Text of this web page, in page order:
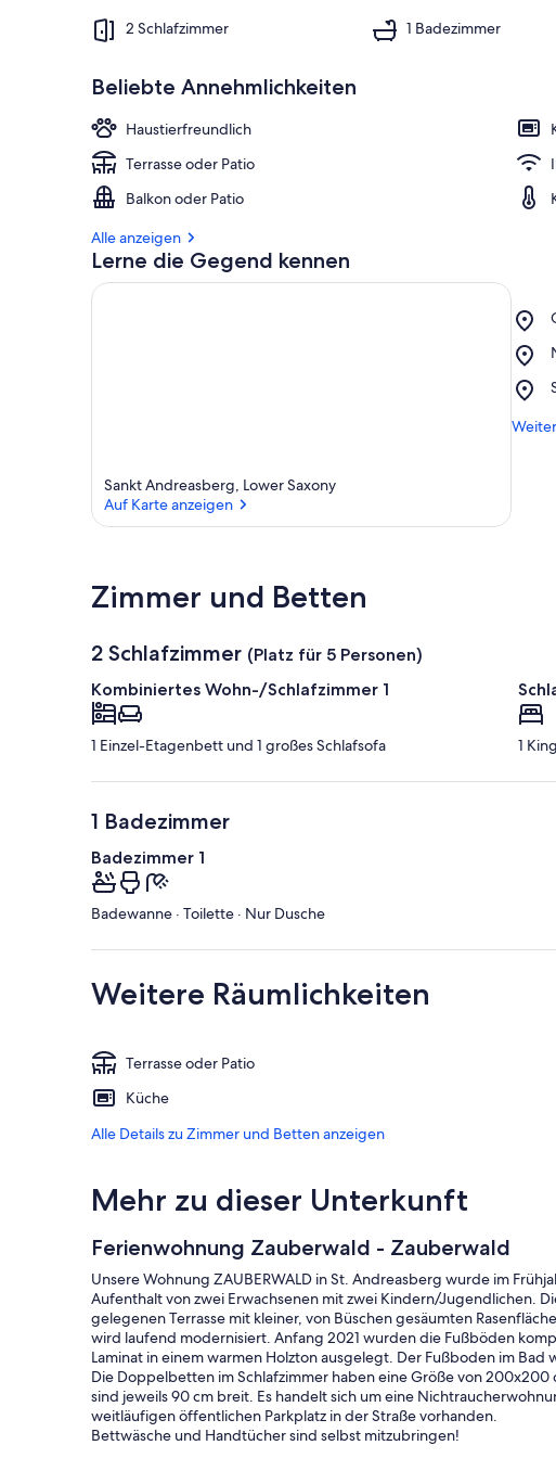
2 Schlafzimmer 1 Badezimmer
Beliebte Annehmlichkeiten
Haustierfreundlich
Terrasse oder Patio
Balkon oder Patio
Alle anzeigen
Lerne die Gegend kennen
Sankt Andreasberg, Lower Saxony
Auf Karte anzeigen
Zimmer und Betten
2 Schlafzimmer (Platz für 5 Personen)
Kombiniertes Wohn-/Schlafzimmer 1
1 Einzel-Etagenbett und 1 großes Schlafsofa 1
1 Badezimmer
Badezimmer 1
Badewanne · Toilette · Nur Dusche
Weitere Räumlichkeiten
Terrasse oder Patio
Küche
Alle Details zu Zimmer und Betten anzeigen
Mehr zu dieser Unterkunft
Ferienwohnung Zauberwald - Zauberwald
Unsere Wohnung ZAUBERWALD in St. Andreasberg wurde im
Aufenthalt von zwei Erwachsenen mit zwei Kindern/Jugendlichen.
gelegenen Terrasse mit kleiner, von Büschen gesäumten
wird laufend modernisiert. Anfang 2021 wurden die Fußböden
Laminat in einem warmen Holzton ausgelegt. Der Fußboden im
Die Doppelbetten im Schlafzimmer haben eine Größe von
sind jeweils 90 cm breit. Es handelt sich um eine
weitläufigen öffentlichen Parkplatz in der Straße vorhanden.
Bettwäsche und Handtücher sind selbst mitzubringen!